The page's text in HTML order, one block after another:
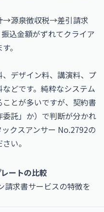
源泉徴収税→差引請求
込金額がずれてクライア
。
デザイン料、講演料、プ
どです。純粋なシステム
とが多いですが、契約書
託」か）で判断が分かれ
クスアンサー No.2792の
い。
ートの比較
請求書サービスの特徴を